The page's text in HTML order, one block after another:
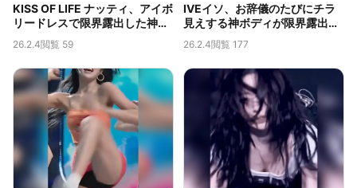
KISS OF LIFE ナッティ、アイボ
リードレスで限界露出した神ボ
ディと深い胸の谷間
26.2.4閲覧 59
IVEイソ、お辞儀のたびにチラ
見えする神ボディが限界露出す
ぎると話題
26.2.4閲覧 177